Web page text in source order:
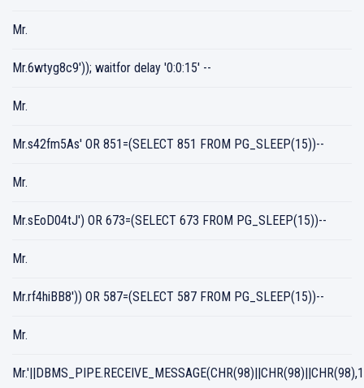
Mr.
Mr.6wtyg8c9')); waitfor delay '0:0:15' --
Mr.
Mr.s42fm5As' OR 851=(SELECT 851 FROM PG_SLEEP(15))--
Mr.
Mr.sEoD04tJ') OR 673=(SELECT 673 FROM PG_SLEEP(15))--
Mr.
Mr.rf4hiBB8')) OR 587=(SELECT 587 FROM PG_SLEEP(15))--
Mr.